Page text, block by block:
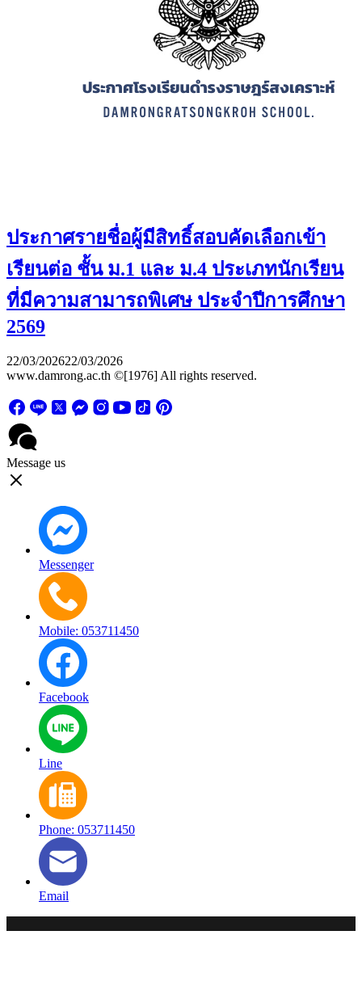
ประกาศรายชื่อผู้มีสิทธิ์สอบคัดเลือกเข้า
เรียนต่อ ชั้น ม.1 และ ม.4 ประเภทนักเรียน
ที่มีความสามารถพิเศษ ประจำปีการศึกษา
2569
22/03/202622/03/2026
www.damrong.ac.th ©[1976] All rights reserved.
Message us
Messenger
Mobile: 053711450
Facebook
Line
Phone: 053711450
Email